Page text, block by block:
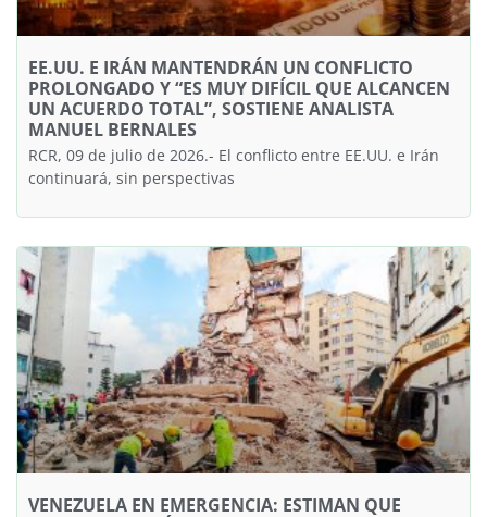
EE.UU. E IRÁN MANTENDRÁN UN CONFLICTO
PROLONGADO Y “ES MUY DIFÍCIL QUE ALCANCEN
UN ACUERDO TOTAL”, SOSTIENE ANALISTA
MANUEL BERNALES
RCR, 09 de julio de 2026.- El conflicto entre EE.UU. e Irán
continuará, sin perspectivas
VENEZUELA EN EMERGENCIA: ESTIMAN QUE